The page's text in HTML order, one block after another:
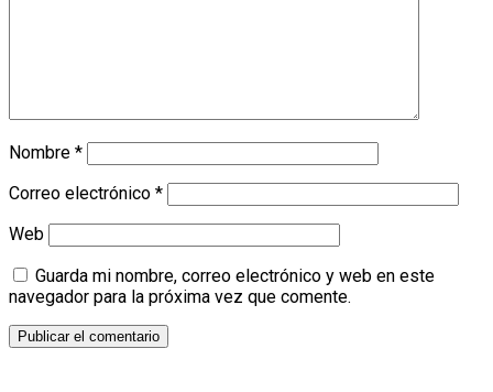
Nombre *
Correo electrónico *
Web
Guarda mi nombre, correo electrónico y web en este
navegador para la próxima vez que comente.